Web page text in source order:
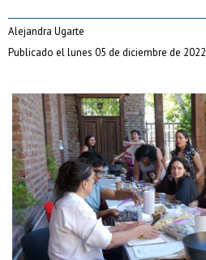
Alejandra Ugarte
Publicado el lunes 05 de diciembre de 2022